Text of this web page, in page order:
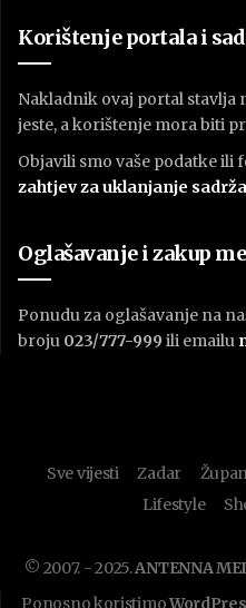
Korištenje portala i
Nakladnik ovaj portal stavlja
jeste, a korištenje mora biti
Objavili smo vaše podatke
zahtjev za uklanjanje
Oglašavanje i zakup
Ponudu za oglašavanje na
broju 023/777-999 ili emailu
Sve vijesti Zadar
Lifestyle
© 2007. - 2025.ANTENNA
Ponosno koristimo